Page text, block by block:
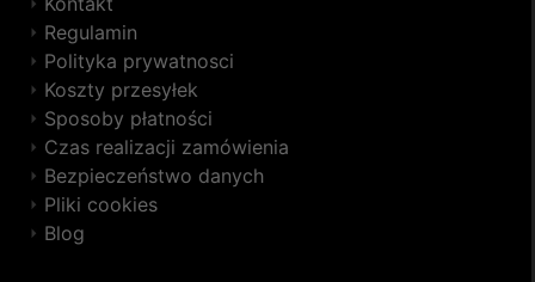
Regulamin
Polityka prywatnosci
Koszty przesyłek
Sposoby płatności
Czas realizacji zamówienia
Bezpieczeństwo danych
Pliki cookies
Blog